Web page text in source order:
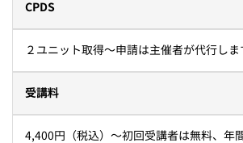
CPDS
２ユニット取得～申請は主催者が代行しま
受講料
4,400円（税込）～初回受講者は無料、年